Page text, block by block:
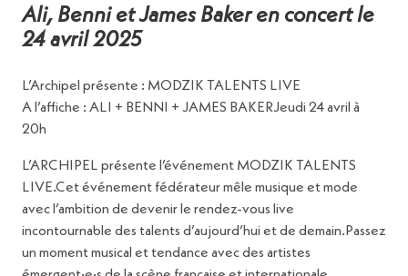
Ali, Benni et James Baker en concert le
24 avril 2025
L’Archipel présente : MODZIK TALENTS LIVE
A l’affiche : ALI + BENNI + JAMES BAKERJeudi 24 avril à
20h
L’ARCHIPEL présente l’événement MODZIK TALENTS
LIVE.Cet événement fédérateur mêle musique et mode
avec l’ambition de devenir le rendez-vous live
incontournable des talents d’aujourd’hui et de demain.Passez
un moment musical et tendance avec des artistes